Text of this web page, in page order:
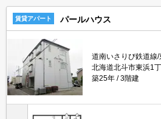
賃貸アパート パールハウス
道南いさりび鉄道線
北海道北斗市東浜1
築25年
3階建